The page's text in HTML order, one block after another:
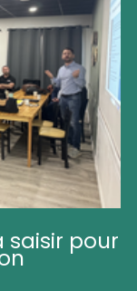
saisir pour